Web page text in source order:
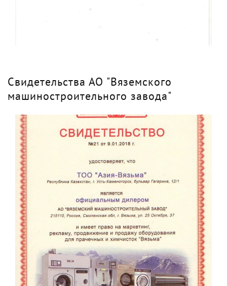
Свидетельства АО "Вяземского
машиностроительного завода"